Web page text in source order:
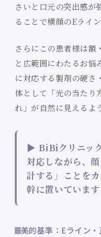
さいと口元の突出感が
ることで横顔のEライ
さらにこの患者様は額
と広範囲にわたるお悩
に対応する製剤の硬さ
体として「光の当たり
れ」が自然に見えるよ
▶ BiBiクリニッ
対応しながら、
計する」ことを
幹に置いています
美的基準：Eライン